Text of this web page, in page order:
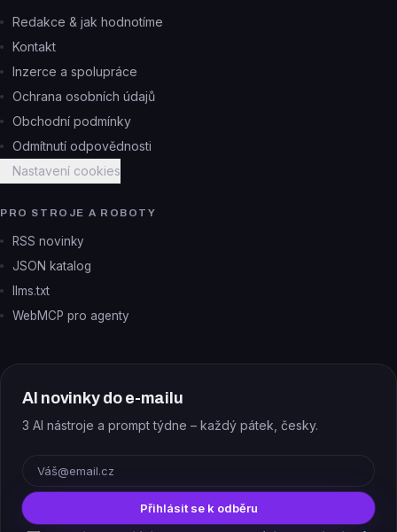
Redakce & jak hodnotíme
Kontakt
Inzerce a spolupráce
Ochrana osobních údajů
Obchodní podmínky
Odmítnutí odpovědnosti
Nastavení cookies
PRO STROJE A ROBOTY
RSS novinky
JSON katalog
llms.txt
WebMCP pro agenty
AI novinky do e-mailu
3 AI nástroje a prompt týdne – každý pátek, česky.
Přihlásit se k odběru